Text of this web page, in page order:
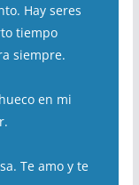
Hay seres
tiempo
siempre.
en mi
Te amo y te